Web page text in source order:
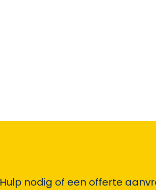
Hulp nodig of een offerte